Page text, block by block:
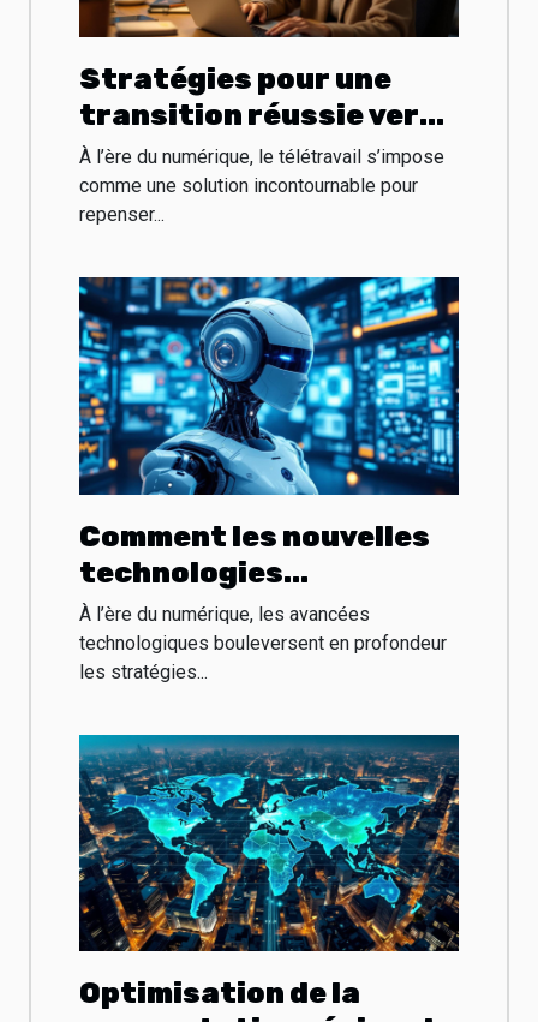
Stratégies pour une
transition réussie vers
le télétravail durable
À l’ère du numérique, le télétravail s’impose
comme une solution incontournable pour
repenser...
Comment les nouvelles
technologies
transforment-elles les
stratégies marketing ?
À l’ère du numérique, les avancées
technologiques bouleversent en profondeur
les stratégies...
Optimisation de la